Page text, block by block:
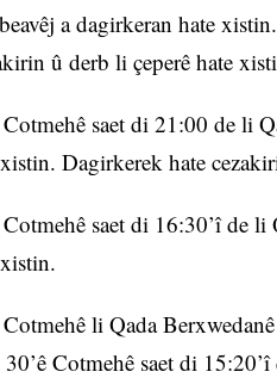
a dagirkeran hate
û derb li çeperê hate
Cotmehê saet di 21:00 de li
Dagirkerek hate
Cotmehê saet di 16:30’î de
Cotmehê li Qada
Cotmehê saet di